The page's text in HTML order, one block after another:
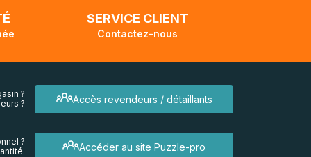
SERVICE CLIENT
Contactez-nous
Accès revendeurs / détaillants
?
?
Accéder au site Puzzle-pro
?